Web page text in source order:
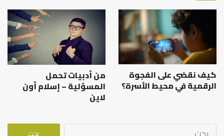
كيف نقضي على الفجوة
الرقمية في محيط الأسرة؟
من أدبيات تحمل
المسؤلية – إسلام أون
لاين
البحث